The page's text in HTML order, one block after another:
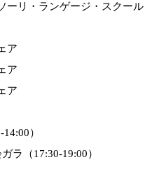
ーリ・ランゲージ・スクール
ア
ア
ア
）
ラ（17:30-19:00）